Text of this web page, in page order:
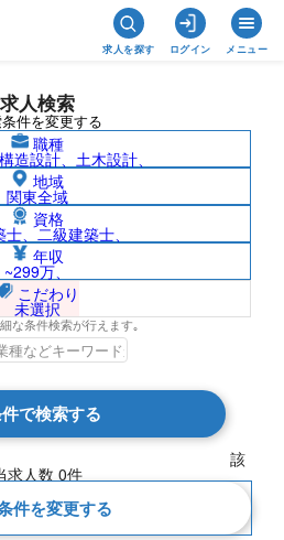
求人を探す ログイン メニュー
求人検索
件を変更する
職種
造設計、土木設計、
地域
関東全域
資格
、二級建築士、
年収
~299万、
こだわり
未選択
な条件検索が行えます｡
で検索する
該
求人数 0件
件を変更する
の求人検索結果一覧
索結果 0 件